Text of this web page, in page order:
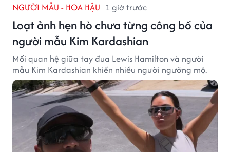
NGƯỜI MẪU - HOA HẬU 1 giờ trước
Loạt ảnh hẹn hò chưa từng công bố của
người mẫu Kim Kardashian
Mối quan hệ giữa tay đua Lewis Hamilton và người
mẫu Kim Kardashian khiến nhiều người ngưỡng mộ.